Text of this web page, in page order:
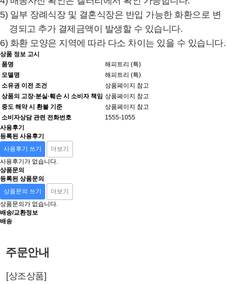
5) 일부 장례식장 및 결혼식장은 반입 가능한 화환으로 변
경되고 추가 결제금액이 발생할 수 있습니다.
6) 화환 모양은 지역에 따라 다소 차이는 있을 수 있습니다.
상품 정보 고시
품명
해피트리 (특)
모델명
해피트리 (특)
소유권 이전 조건
상품페이지 참고
상품의 고장·분실·훼손 시 소비자 책임 상품페이지 참고
중도 해약 시 환불 기준
상품페이지 참고
소비자상담 관련 전화번호
1555-1055
사용후기
등록된 사용후기
사용후기 쓰기
더보기
사용후기가 없습니다.
상품문의
등록된 상품문의
상품문의 쓰기
더보기
상품문의가 없습니다.
배송/교환정보
배송
주문안내
[상조상품]